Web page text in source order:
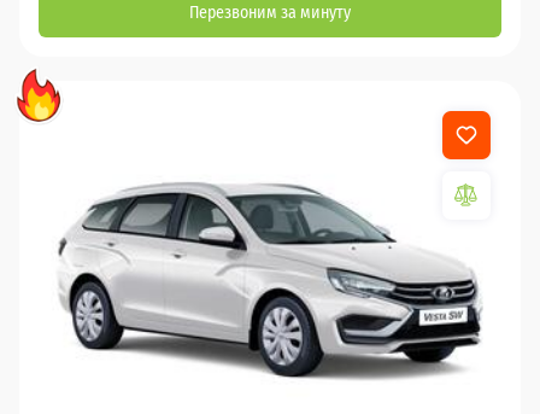
Перезвоним за минуту